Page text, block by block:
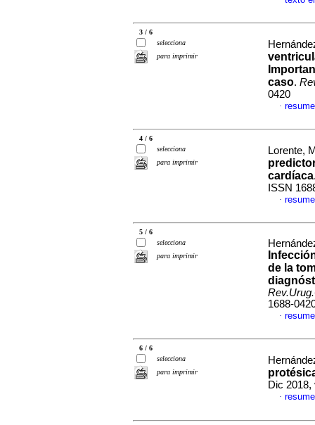
3 / 6
selecciona
para imprimir
caso.
0420
·
4 / 6
selecciona
para imprimir
Lorente,
cardíaca
ISSN
·
5 / 6
selecciona
para imprimir
de la
1688-
·
6 / 6
selecciona
para imprimir
Dic 2018,
·